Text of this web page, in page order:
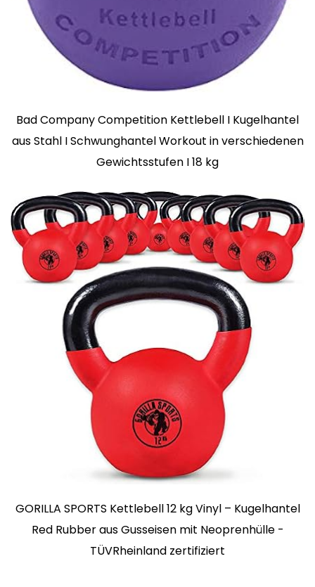
Bad Company Competition Kettlebell I Kugelhantel
aus Stahl I Schwunghantel Workout in verschiedenen
Gewichtsstufen I 18 kg
GORILLA SPORTS Kettlebell 12 kg Vinyl – Kugelhantel
Red Rubber aus Gusseisen mit Neoprenhülle -
TÜVRheinland zertifiziert